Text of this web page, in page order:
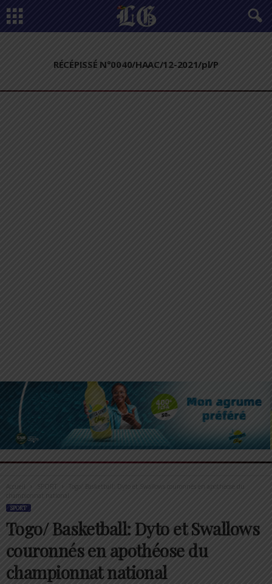
RÉCÉPISSÉ N°0040/HAAC/12-2021/pl/P
Accueil
Togo/ Basketball: Dyto et Swallows couronnés en apothéose du
championnat national
SPORT
Togo/ Basketball: Dyto et Swallows
couronnés en apothéose du
championnat national